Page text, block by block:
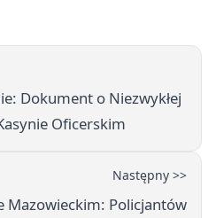
Dokument o Niezwykłej
Oficerskim
Następny >>
Mazowieckim: Policjantów